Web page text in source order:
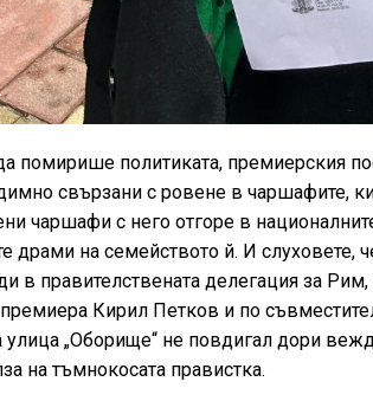
помирише политиката, премиерския
свързани с ровене в чаршафите,
чаршафи с него отгоре в
драми на семейството й. И слуховете,
в правителствената делегация за
Кирил Петков и по
улица „Оборище“ не повдигал дори
на тъмнокосата правистка.